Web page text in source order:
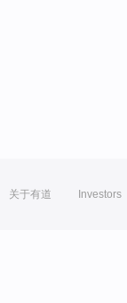
关于有道 Investors